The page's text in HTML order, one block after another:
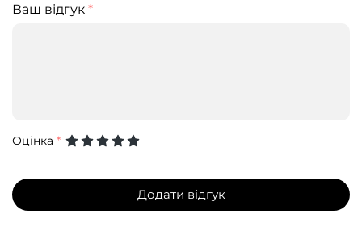
Ваш відгук *
Оцінка *
Додати відгук